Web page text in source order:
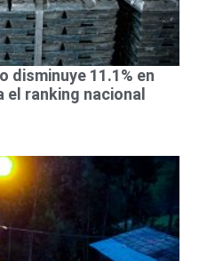
disminuye 11.1% en
el ranking nacional